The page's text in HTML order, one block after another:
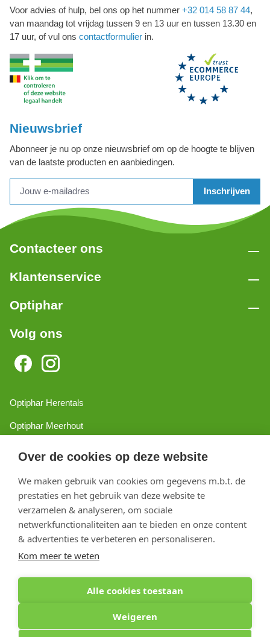
Over de cookies op deze website
We maken gebruik van cookies om gegevens m.b.t. de
prestaties en het gebruik van deze website te
verzamelen & analyseren, om sociale
netwerkfunctionaliteiten aan te bieden en onze content
& advertenties te verbeteren en personaliseren.
Kom meer te weten
Alle cookies toestaan
Weigeren
Voor advies of hulp, bel ons op het nummer +32 014 58 87 44,
van maandag tot vrijdag tussen 9 en 13 uur en tussen 13.30 en
17 uur, of vul ons contactformulier in.
Nieuwsbrief
Abonneer je nu op onze nieuwsbrief om op de hoogte te blijven
van de laatste producten en aanbiedingen.
Inschrijven
Contacteer ons
Klantenservice
Optiphar
Volg ons
Optiphar Herentals
Optiphar Meerhout
Optiphar Turnhout
Copyright 2026 optiphar.com. Alle rechten voorbehouden